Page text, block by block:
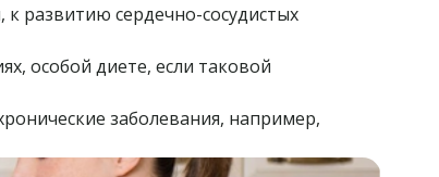
развитию сердечно-сосудистых
особой диете, если таковой
заболевания, например,